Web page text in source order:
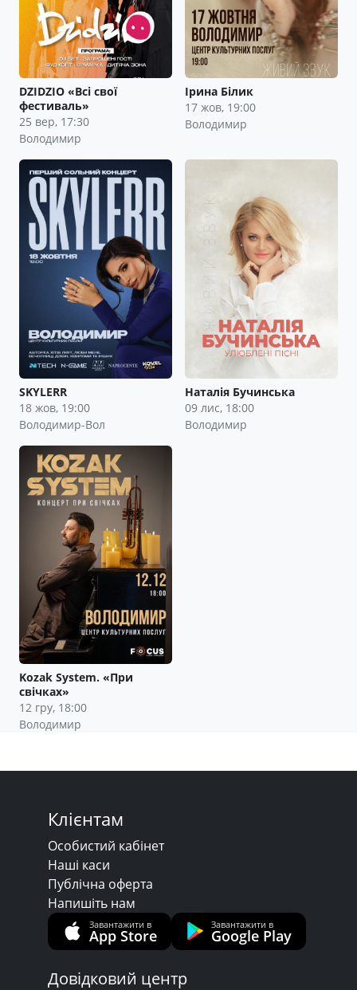
DZIDZIO «Всі свої
фестиваль»
25 вер, 17:30
Володимир
Ірина Білик
17 жов, 19:00
Володимир
SKYLERR
18 жов, 19:00
Володимир-Вол
Наталія Бучинська
09 лис, 18:00
Володимир
Kozak System. «При
свічках»
12 гру, 18:00
Володимир
Клієнтам
Особистий кабінет
Наші каси
Публічна оферта
Напишіть нам
Завантажити в
App Store
Завантажити в
Google Play
Довідковий центр